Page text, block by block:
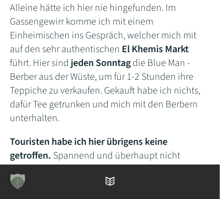
Alleine hätte ich hier nie hingefunden. Im
Gassengewirr komme ich mit einem
Einheimischen ins Gespräch, welcher mich mit
auf den sehr authentischen El Khemis Markt
führt. Hier sind jeden Sonntagdie Blue Man -
Berber aus der Wüste, um für 1-2 Stunden ihre
Teppiche zu verkaufen. Gekauft habe ich nichts,
dafür Tee getrunken und mich mit den Berbern
unterhalten.
Touristen habe ich hier übrigens keine
getroffen. Spannend und überhaupt nicht
langweilig.
Inhaltsverzeichnis